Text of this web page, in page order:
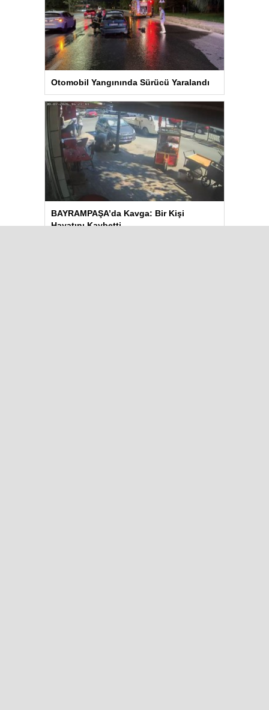
Otomobil Yangınında Sürücü Yaralandı
BAYRAMPAŞA’da Kavga: Bir Kişi
Hayatını Kaybetti